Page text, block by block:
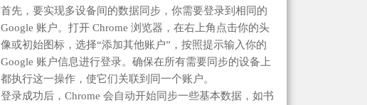
首先，要实现多设备间的数据同步，你需要登录到相同的
Google 账户。打开 Chrome 浏览器，在右上角点击你的头
像或初始图标，选择“添加其他账户”，按照提示输入你的
Google 账户信息进行登录。确保在所有需要同步的设备上
都执行这一操作，使它们关联到同一个账户。
登录成功后，Chrome 会自动开始同步一些基本数据，如书